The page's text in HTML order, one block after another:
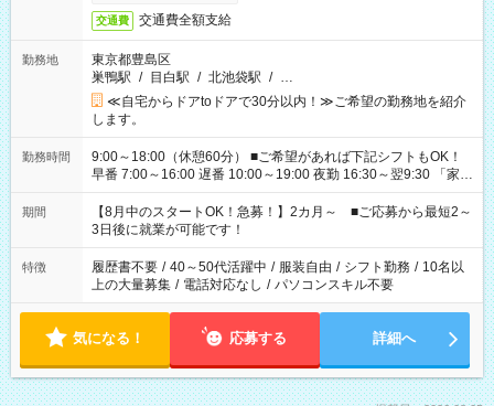
交通費 交通費全額支給
勤務地
東京都豊島区
巣鴨駅 / 目白駅 / 北池袋駅 / …
≪自宅からドアtoドアで30分以内！≫ご希望の勤務地を紹介
します。
勤務時間
9:00～18:00（休憩60分） ■ご希望があれば下記シフトもOK！
早番 7:00～16:00 遅番 10:00～19:00 夜勤 16:30～翌9:30 「家族
と休みを合わせたい」 「余裕を持って夕飯の準備がしたい」
「できれば残業はしたくない」 など、ご希望を教えてください
ね。 ※Wワーク希望の方へ 今ご覧のお仕事で希望する勤務時間
と、もう1つのお仕事の勤務時間。 合計で週40時間を超える場
合は応募できません。
期間
【8月中のスタートOK！急募！】2カ月～ ■ご応募から最短2～
3日後に就業が可能です！
特徴 履歴書不要 / 40～50代活躍中 / 服装自由 / シフト勤務 / 10名以
上の大量募集 / 電話対応なし / パソコンスキル不要
気になる！ 応募する 詳細へ